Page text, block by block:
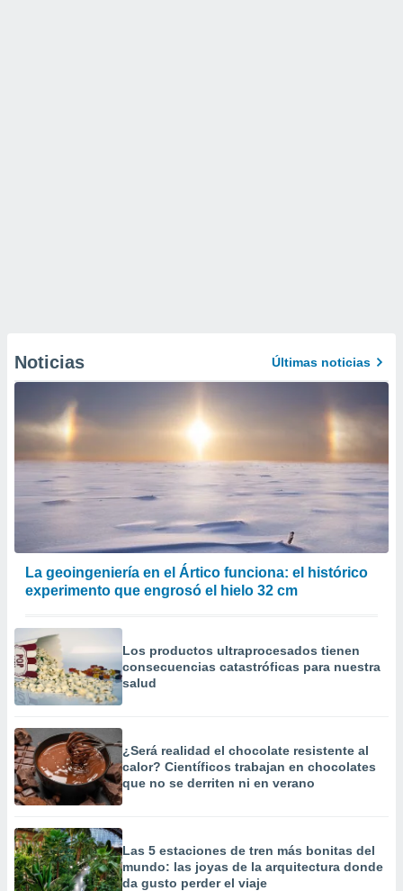
Noticias Últimas noticias
La geoingeniería en el Ártico funciona: el histórico
experimento que engrosó el hielo 32 cm
Los productos ultraprocesados ​​tienen
consecuencias catastróficas para nuestra
salud
¿Será realidad el chocolate resistente al
calor? Científicos trabajan en chocolates
que no se derriten ni en verano
Las 5 estaciones de tren más bonitas del
mundo: las joyas de la arquitectura donde
da gusto perder el viaje